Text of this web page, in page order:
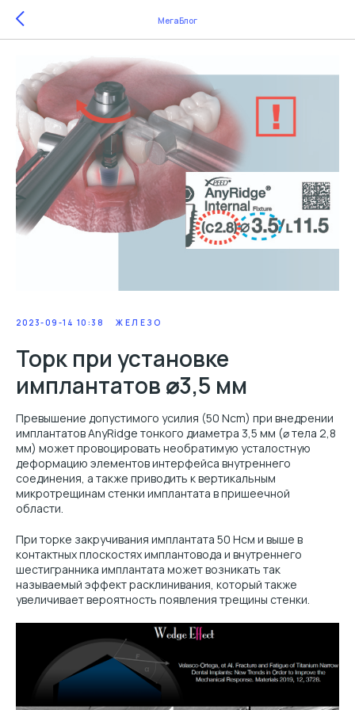
МегаБлог
2023-09-14 10:38 ЖЕЛЕЗО
Торк при установке
имплантатов ⌀3,5 мм
Превышение допустимого усилия (50 Ncm) при внедрении
имплантатов AnyRidge тонкого диаметра 3,5 мм (⌀ тела 2,8
мм) может провоцировать необратимую усталостную
деформацию элементов интерфейса внутреннего
соединения, а также приводить к вертикальным
микротрещинам стенки имплантата в пришеечной
области.
При торке закручивания имплантата 50 Нсм и выше в
контактных плоскостях имплантовода и внутреннего
шестигранника имплантата может возникать так
называемый эффект расклинивания, который также
увеличивает вероятность появления трещины стенки.